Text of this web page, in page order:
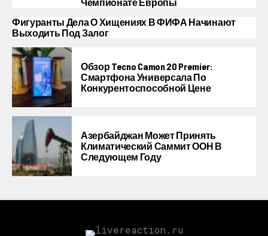
Фигуранты Дела О Хищениях В ФИФА Начинают
Выходить Под Залог
Обзор Tecno Camon 20 Premier:
Смартфона Универсала По
Конкурентоспособной Цене
Азербайджан Может Принять
Климатический Саммит ООН В
Следующем Году